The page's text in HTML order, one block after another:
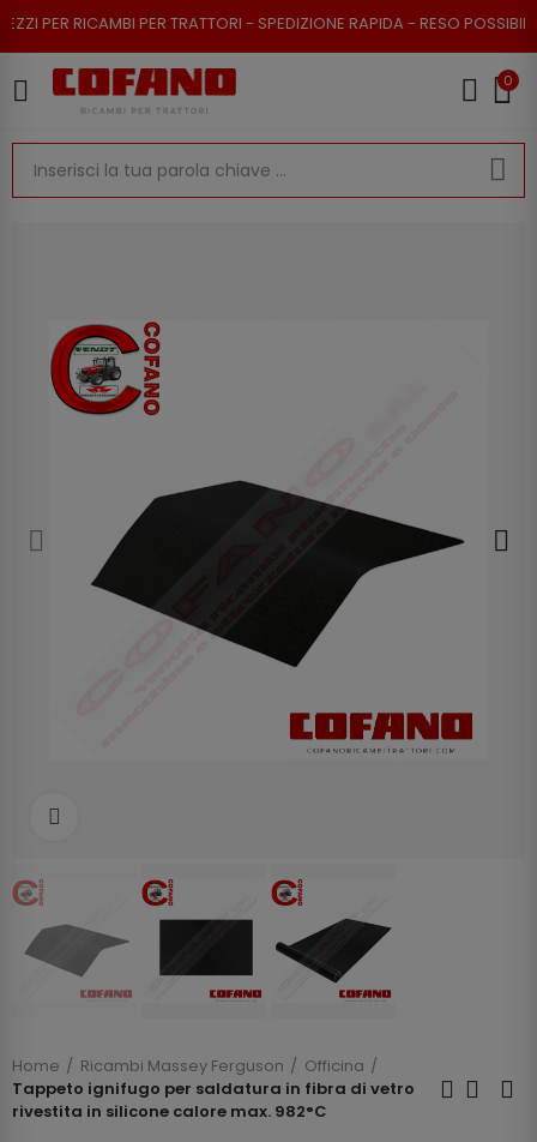
PER RICAMBI PER TRATTORI - SPEDIZIONE RAPIDA - RESO POSSIBILE
0
Home Ricambi Massey Ferguson
Officina
Tappeto ignifugo per saldatura in fibra di vetro
rivestita in silicone calore max. 982°C